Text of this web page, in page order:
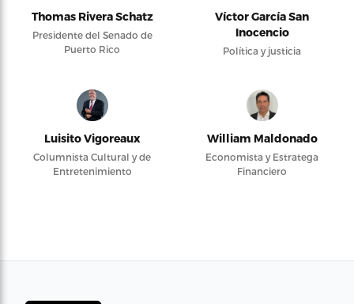
Thomas Rivera Schatz
Presidente del Senado de
Puerto Rico
Víctor García San
Inocencio
Política y justicia
Luisito Vigoreaux
Columnista Cultural y de
Entretenimiento
William Maldonado
Economista y Estratega
Financiero